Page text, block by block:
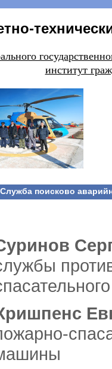
институт
Служба поисково